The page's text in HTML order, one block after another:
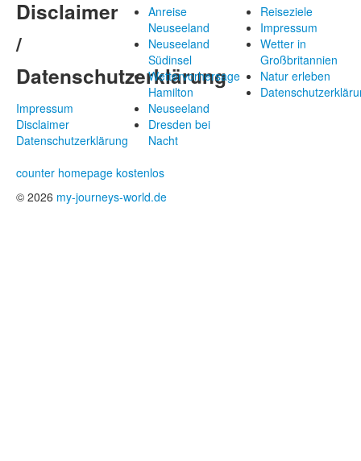
Disclaimer
/
Datenschutzerklärung
Impressum
Disclaimer
Datenschutzerklärung
Anreise
Neuseeland
Neuseeland
Südinsel
Wettervorhersage
Hamilton
Neuseeland
Dresden bei
Nacht
Reiseziele
Impressum
Wetter in
Großbritannien
Natur erleben
counter homepage kostenlos
© 2026 my-journeys-world.de